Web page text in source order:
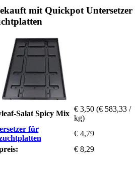
mit Quickpot Untersetzer
Salat Spicy Mix
€ 3,50 (€ 583,33 /
kg)
für
€ 4,79
€ 8,29